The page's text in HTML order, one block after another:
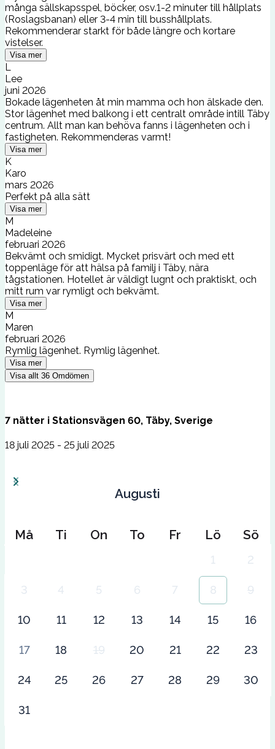
många sällskapsspel, böcker, osv.1-2 minuter till hållplats
(Roslagsbanan) eller 3-4 min till busshållplats.
Rekommenderar starkt för både längre och kortare
vistelser.
Visa mer
L
Lee
juni 2026
Bokade lägenheten åt min mamma och hon älskade den.
Stor lägenhet med balkong i ett centralt område intill Täby
centrum. Allt man kan behöva fanns i lägenheten och i
fastigheten. Rekommenderas varmt!
Visa mer
K
Karo
mars 2026
Perfekt på alla sätt
Visa mer
M
Madeleine
februari 2026
Bekvämt och smidigt. Mycket prisvärt och med ett
toppenläge för att hälsa på familj i Täby, nära
tågstationen. Hotellet är väldigt lugnt och praktiskt, och
mitt rum var rymligt och bekvämt.
Visa mer
M
Maren
februari 2026
Rymlig lägenhet. Rymlig lägenhet.
Visa mer
Visa allt 36 Omdömen
7 nätter i Stationsvägen 60, Täby, Sverige
18 juli 2025 - 25 juli 2025
Augusti
Må Ti On To Fr Lö Sö
1 2
3 4 5 6 7 8 9
10 11 12 13 14 15 16
17 18 19 20 21 22 23
24 25 26 27 28 29 30
31